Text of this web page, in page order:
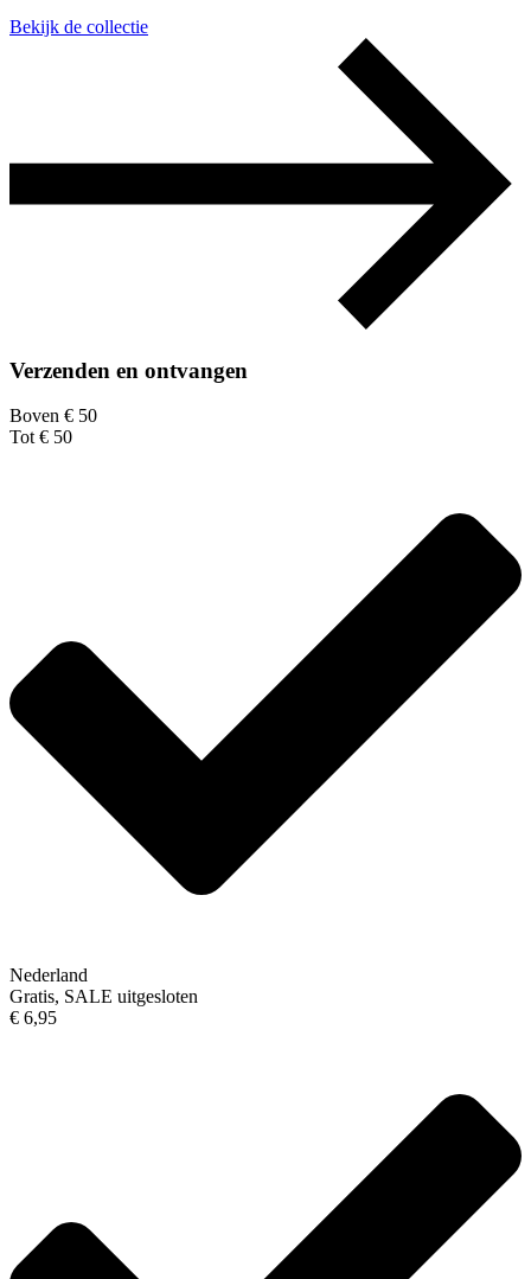
Bekijk de collectie
Verzenden en ontvangen
Boven € 50
Tot € 50
Nederland
Gratis, SALE uitgesloten
€ 6,95